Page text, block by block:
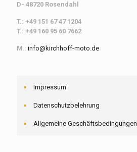
D- 48720 Rosendahl
T.: +49 151 67 47 1204
T.: +49 160 95 60 7662
M.: info@kirchhoff-moto.de
Impressum
Datenschutzbelehrung
Allgemeine Geschäftsbedingungen